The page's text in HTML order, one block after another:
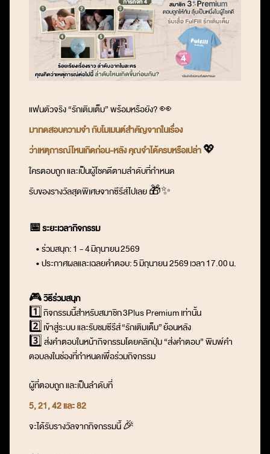
แฟนตัวจริง “รักเติมเต็ม” พร้อมหรือยัง? 👀
มาทดสอบความจำ กับโมเมนต์สำคัญจากในเรื่อง
ว่าเหตุการณ์ไหนเกิดก่อน-หลังคุณจำได้ครบหรือเปล่า💖
ใครตอบถูก และเป็นผู้โชคดีตามลำดับที่กำหนด
รับของรางวัลสุดพิเศษจากซีรีส์ไปเลย 🎁✨
📅ระยะเวลากิจกรรม
• ร่วมสนุก:1 - 4มิถุนายน 2569
• ประกาศผลและเฉลยคำตอบ:5มิถุนายน 2569เวลา17.00น.
🎮วิธีร่วมสนุก
1️⃣ กิจกรรมนี้สำหรับสมาชิก3Plus Premiumเท่านั้น
2️⃣เข้าสู่ระบบ และรับชมซีรีส์“รักเติมเต็ม”ย้อนหลัง
3️⃣ ส่งคำตอบในหน้ากิจกรรมโดยคลิกปุ่ม “ส่งคำตอบ” พิมพ์คำ
ตอบลงในช่องที่กำหนดเพื่อร่วมกิจกรรม
ผู้ที่ตอบถูก และเป็นลำดับที่
5, 21, 42 และ 82
จะได้รับรางวัลจากกิจกรรมนี้🎉